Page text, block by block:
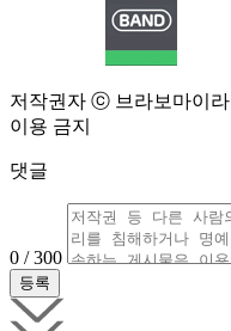
저작권자 ⓒ 브라보마이
이용 금지
댓글
0 / 300